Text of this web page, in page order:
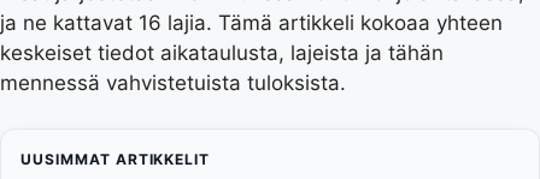
ja ne kattavat 16 lajia. Tämä artikkeli kokoaa yhteen
keskeiset tiedot aikataulusta, lajeista ja tähän
mennessä vahvistetuista tuloksista.
UUSIMMAT ARTIKKELIT